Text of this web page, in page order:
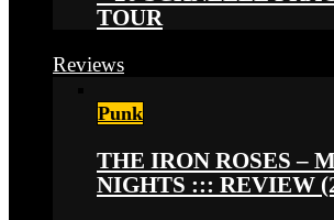
TOUR
Reviews
Punk
THE IRON ROSES –
NIGHTS ::: REVIEW